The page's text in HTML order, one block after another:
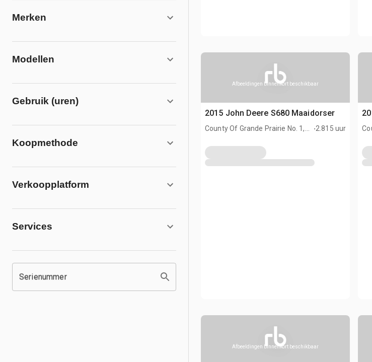
Merken
Modellen
Gebruik (uren)
Koopmethode
Verkoopplatform
Services
Serienummer
Afbeeldingen binnenkort beschikbaar
2015 John Deere S680 Maaidorser
County Of Grande Prairie No. 1,
.2.815 uur
Afbeeldingen binnenkort beschikbaar